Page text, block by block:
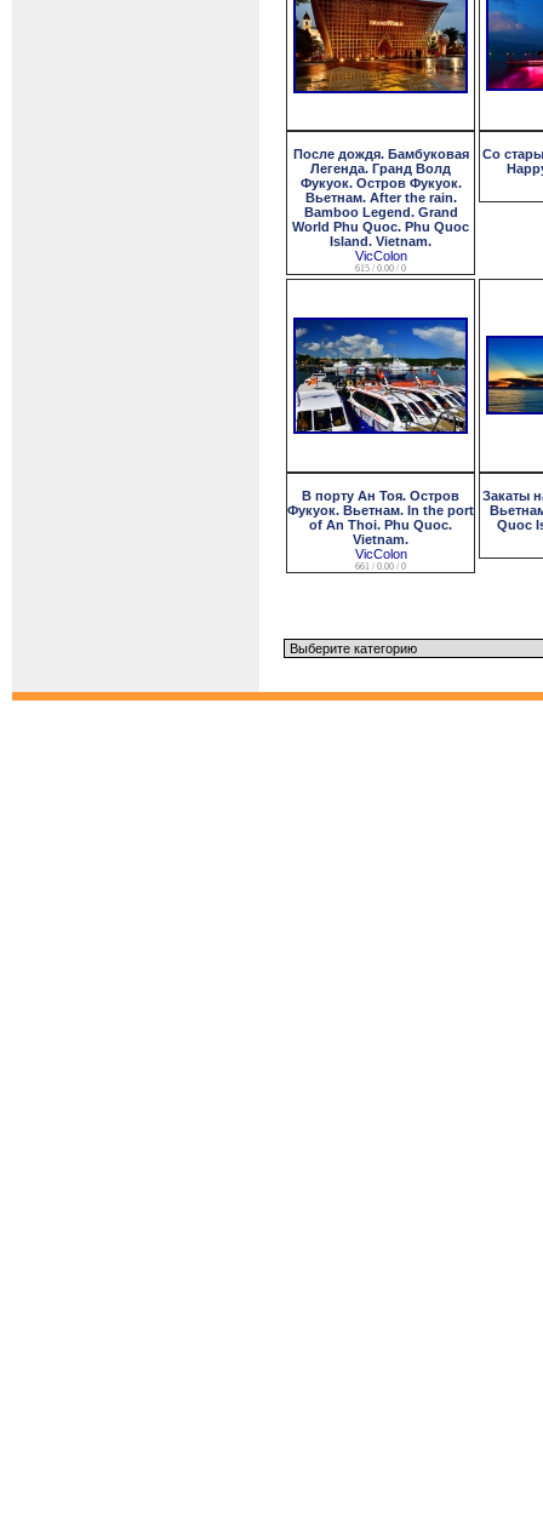
После дождя. Бамбуковая
Легенда. Гранд Волд
Фукуок. Остров Фукуок.
Вьетнам. After the rain.
Bamboo Legend. Grand
World Phu Quoc. Phu Quoc
Island. Vietnam.
VicColon
615 / 0.00 / 0
Со
В порту Ан Тоя. Остров
Фукуок. Вьетнам. In the port
of An Thoi. Phu Quoc.
Vietnam.
VicColon
661 / 0.00 / 0
Закаты
Quoc